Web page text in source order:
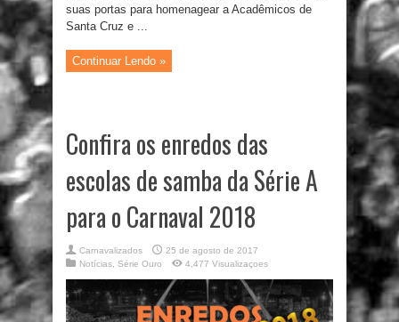
suas portas para homenagear a Acadêmicos de
Santa Cruz e ...
Continuar Lendo »
Confira os enredos das
escolas de samba da Série A
para o Carnaval 2018
Carnavalizados
25 de agosto de 2017
Notícias Série Ouro 4,477 Visualizaçoes